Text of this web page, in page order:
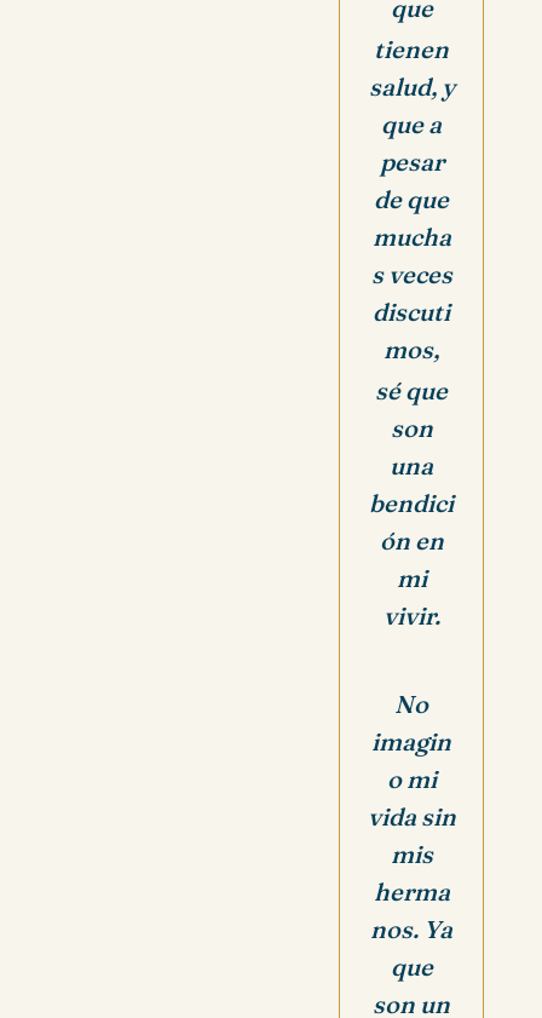
que
tienen
salud, y
que a
pesar
de que
mucha
s veces
discuti
mos,
sé que
son
una
bendici
ón en
mi
vivir.
No
imagin
o mi
vida sin
mis
herma
nos. Ya
que
son un